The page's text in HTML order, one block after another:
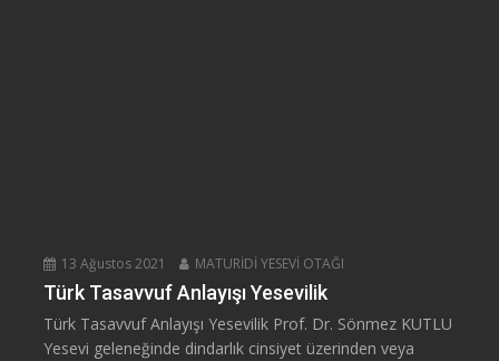
13 Ağustos 2021 MATURİDİ YESEVİ OTAĞI
Türk Tasavvuf Anlayışı Yesevilik
Türk Tasavvuf Anlayışı Yesevilik Prof. Dr. Sönmez KUTLU
Yesevi geleneğinde dindarlık cinsiyet üzerinden veya